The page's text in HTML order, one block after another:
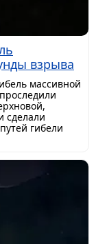
взрыва
массивной
сделали
гибели